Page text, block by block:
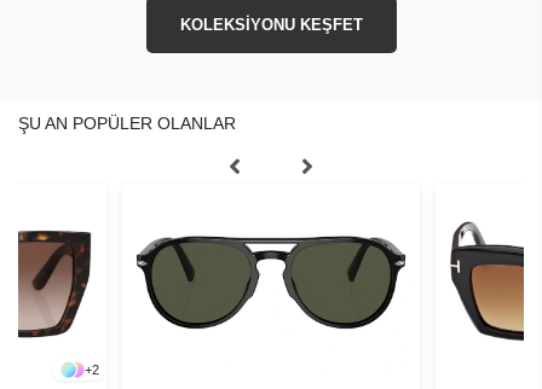
KOLEKSİYONU KEŞFET
ŞU AN POPÜLER OLANLAR
+2